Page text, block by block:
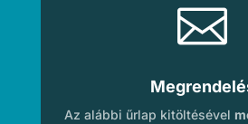

Az alábbi űrlap kitöltésével